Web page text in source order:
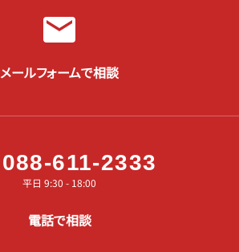
メールフォームで相談
088-611-2333
平日 9:30 - 18:00
電話で相談